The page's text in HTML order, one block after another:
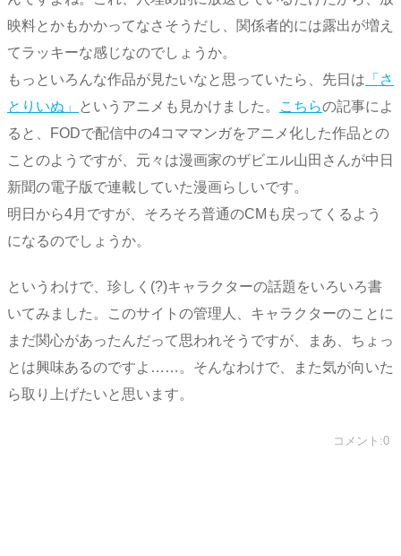
映料とかもかかってなさそうだし、関係者的には露出が増え
てラッキーな感じなのでしょうか。
もっといろんな作品が見たいなと思っていたら、先日は 「さ
とりいぬ」
というアニメも見かけました。 こちらの記事によ
ると、FODで配信中の4コママンガをアニメ化した作品との
ことのようですが、元々は漫画家のザビエル山田さんが中日
新聞の電子版で連載していた漫画らしいです。
明日から4月ですが、そろそろ普通のCMも戻ってくるよう
になるのでしょうか。
というわけで、珍しく(?)キャラクターの話題をいろいろ書
いてみました。このサイトの管理人、キャラクターのことに
まだ関心があったんだって思われそうですが、まあ、ちょっ
とは興味あるのですよ……。そんなわけで、また気が向いた
ら取り上げたいと思います。
コメント:0